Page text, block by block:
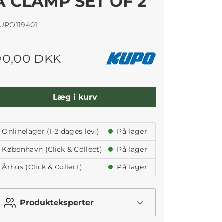
DKK
Læg i kurv
Onlinelager (1-2 dages lev.)
På lager
København (Click & Collect)
På lager
Århus (Click & Collect)
På lager
Produkteksperter